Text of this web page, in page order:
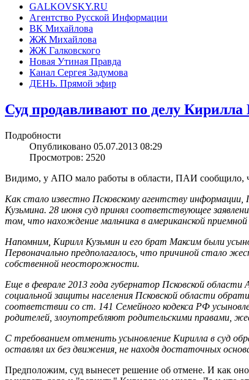
GALKOVSKY.RU
Агентство Русской Информации
ВК Михайлова
ЖЖ Михайлова
ЖЖ Галковского
Новая Утиная Правда
Канал Сергея Задумова
ДЕНЬ. Прямой эфир
Суд продавливают по делу Кирилла
Подробности
Опубликовано 05.07.2013 08:29
Просмотров: 2520
Видимо, у АПО мало работы в области, ПАИ сообщило,
Как стало известно Псковскому агентству информации,
Кузьмина. 28 июня суд принял соответствующее
том, что нахождение мальчика в американской
Напомним, Кирилл Кузьмин и его брат Максим были
Первоначально предполагалось, что причиной стало
собственной неосторожности.
Еще в феврале 2013 года губернатор Псковской
социальной защиты населения Псковской области
соответствии со ст. 141 Семейного кодекса РФ
родителей, злоупотребляют родительскими правами,
С требованием отменить усыновление Кирилла в суд
оставлял их без движения, не находя достаточных
Предположим, суд вынесет решение об отмене. И как